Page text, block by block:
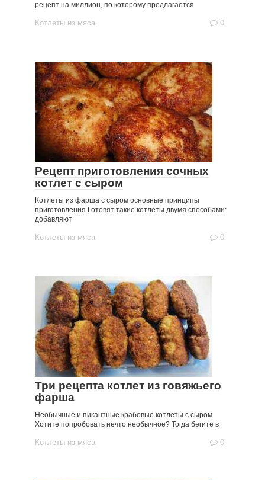
рецепт на миллион, по которому предлагается
Котлеты из мяса 0
Рецепт приготовления сочных
котлет с сыром
Котлеты из фарша с сыром основные принципы
приготовления Готовят такие котлеты двумя способами:
добавляют
Котлеты из мяса 0
Три рецепта котлет из говяжьего
фарша
Необычные и пикантные крабовые котлеты с сыром
Хотите попробовать нечто необычное? Тогда бегите в
Котлеты из мяса 0